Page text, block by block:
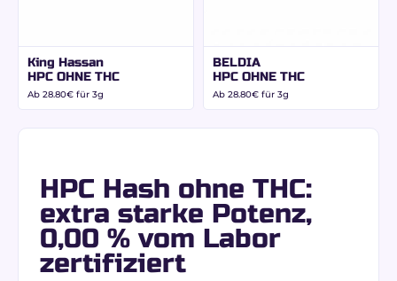
King Hassan
HPC OHNE THC
Ab 28.80€ für 3g
BELDIA
HPC OHNE THC
Ab 28.80€ für 3g
HPC Hash ohne THC:
extra starke Potenz,
0,00 % vom Labor
zertifiziert